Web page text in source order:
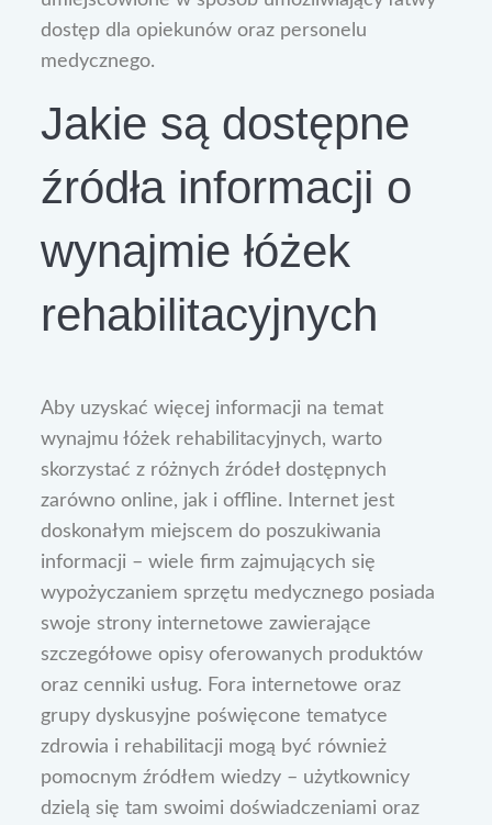
dostęp dla opiekunów oraz personelu
medycznego.
Jakie są dostępne
źródła informacji o
wynajmie łóżek
rehabilitacyjnych
Aby uzyskać więcej informacji na temat
wynajmu łóżek rehabilitacyjnych, warto
skorzystać z różnych źródeł dostępnych
zarówno online, jak i offline. Internet jest
doskonałym miejscem do poszukiwania
informacji – wiele firm zajmujących się
wypożyczaniem sprzętu medycznego posiada
swoje strony internetowe zawierające
szczegółowe opisy oferowanych produktów
oraz cenniki usług. Fora internetowe oraz
grupy dyskusyjne poświęcone tematyce
zdrowia i rehabilitacji mogą być również
pomocnym źródłem wiedzy – użytkownicy
dzielą się tam swoimi doświadczeniami oraz